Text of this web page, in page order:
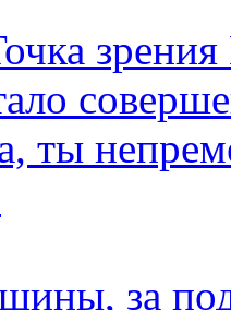
ты
за